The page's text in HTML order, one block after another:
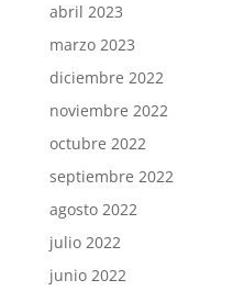
abril 2023
marzo 2023
diciembre 2022
noviembre 2022
octubre 2022
septiembre 2022
agosto 2022
julio 2022
junio 2022